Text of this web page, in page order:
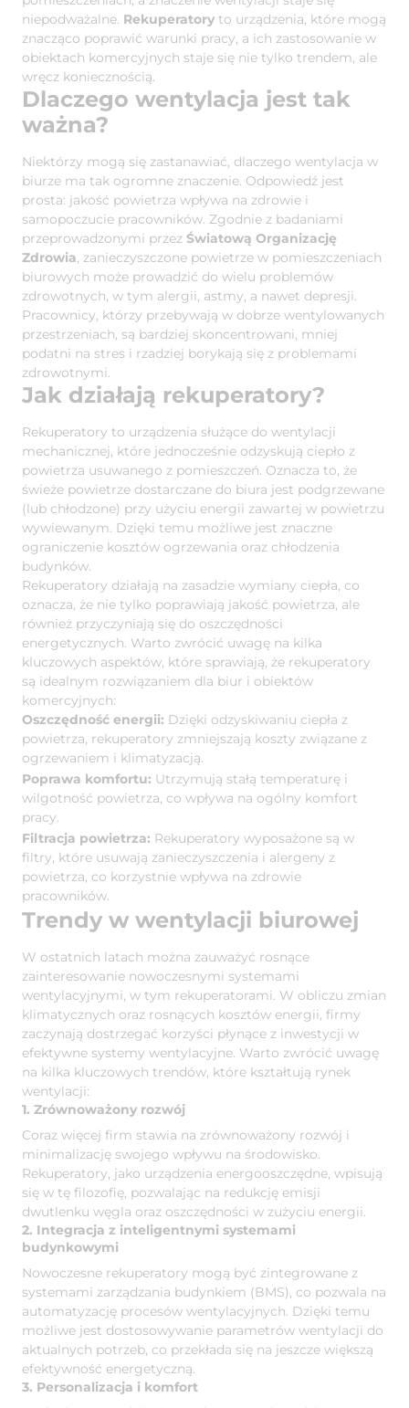
niepodważalne. Rekuperatory to urządzenia, które mogą
znacząco poprawić warunki pracy, a ich zastosowanie w
obiektach komercyjnych staje się nie tylko trendem, ale
wręcz koniecznością.
Dlaczego wentylacja jest tak
ważna?
Niektórzy mogą się zastanawiać, dlaczego wentylacja w
biurze ma tak ogromne znaczenie. Odpowiedź jest
prosta: jakość powietrza wpływa na zdrowie i
samopoczucie pracowników. Zgodnie z badaniami
przeprowadzonymi przez Światową Organizację
Zdrowia, zanieczyszczone powietrze w pomieszczeniach
biurowych może prowadzić do wielu problemów
zdrowotnych, w tym alergii, astmy, a nawet depresji.
Pracownicy, którzy przebywają w dobrze wentylowanych
przestrzeniach, są bardziej skoncentrowani, mniej
podatni na stres i rzadziej borykają się z problemami
zdrowotnymi.
Jak działają rekuperatory?
Rekuperatory to urządzenia służące do wentylacji
mechanicznej, które jednocześnie odzyskują ciepło z
powietrza usuwanego z pomieszczeń. Oznacza to, że
świeże powietrze dostarczane do biura jest podgrzewane
(lub chłodzone) przy użyciu energii zawartej w powietrzu
wywiewanym. Dzięki temu możliwe jest znaczne
ograniczenie kosztów ogrzewania oraz chłodzenia
budynków.
Rekuperatory działają na zasadzie wymiany ciepła, co
oznacza, że nie tylko poprawiają jakość powietrza, ale
również przyczyniają się do oszczędności
energetycznych. Warto zwrócić uwagę na kilka
kluczowych aspektów, które sprawiają, że rekuperatory
są idealnym rozwiązaniem dla biur i obiektów
komercyjnych:
Oszczędność energii: Dzięki odzyskiwaniu ciepła z
powietrza, rekuperatory zmniejszają koszty związane z
ogrzewaniem i klimatyzacją.
Poprawa komfortu: Utrzymują stałą temperaturę i
wilgotność powietrza, co wpływa na ogólny komfort
pracy.
Filtracja powietrza: Rekuperatory wyposażone są w
filtry, które usuwają zanieczyszczenia i alergeny z
powietrza, co korzystnie wpływa na zdrowie
pracowników.
Trendy w wentylacji biurowej
W ostatnich latach można zauważyć rosnące
zainteresowanie nowoczesnymi systemami
wentylacyjnymi, w tym rekuperatorami. W obliczu zmian
klimatycznych oraz rosnących kosztów energii, firmy
zaczynają dostrzegać korzyści płynące z inwestycji w
efektywne systemy wentylacyjne. Warto zwrócić uwagę
na kilka kluczowych trendów, które kształtują rynek
wentylacji:
1. Zrównoważony rozwój
Coraz więcej firm stawia na zrównoważony rozwój i
minimalizację swojego wpływu na środowisko.
Rekuperatory, jako urządzenia energooszczędne, wpisują
się w tę filozofię, pozwalając na redukcję emisji
dwutlenku węgla oraz oszczędności w zużyciu energii.
2. Integracja z inteligentnymi systemami
budynkowymi
Nowoczesne rekuperatory mogą być zintegrowane z
systemami zarządzania budynkiem (BMS), co pozwala na
automatyzację procesów wentylacyjnych. Dzięki temu
możliwe jest dostosowywanie parametrów wentylacji do
aktualnych potrzeb, co przekłada się na jeszcze większą
efektywność energetyczną.
3. Personalizacja i komfort